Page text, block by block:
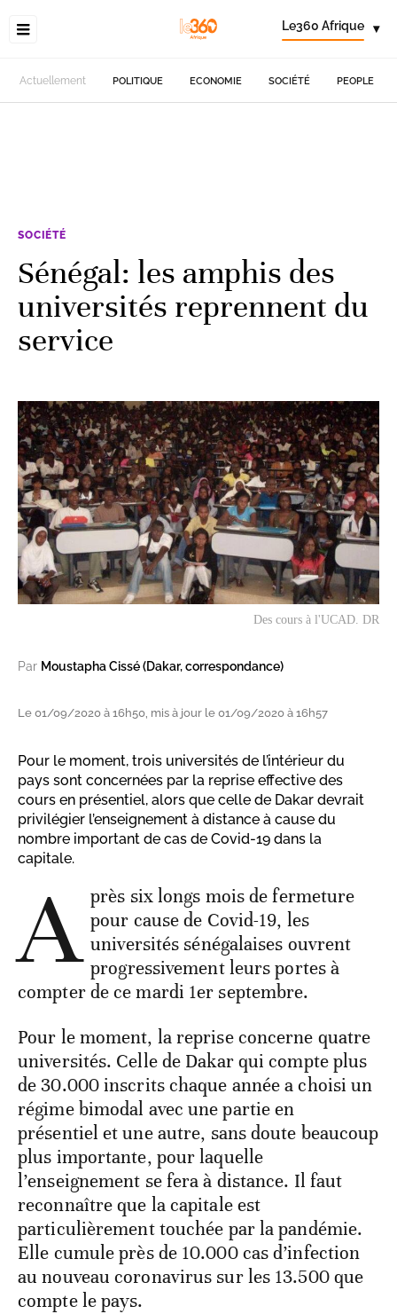
Le360 Afrique ▾
Actuellement POLITIQUE ECONOMIE SOCIÉTÉ PEOPLE
SOCIÉTÉ
Sénégal: les amphis des
universités reprennent du
service
Des cours à l'UCAD. DR
Par Moustapha Cissé (Dakar, correspondance)
Le 01/09/2020 à 16h50, mis à jour le 01/09/2020 à 16h57
Pour le moment, trois universités de l’intérieur du
pays sont concernées par la reprise effective des
cours en présentiel, alors que celle de Dakar devrait
privilégier l’enseignement à distance à cause du
nombre important de cas de Covid-19 dans la
capitale.
A près six longs mois de fermeture
pour cause de Covid-19, les
universités sénégalaises ouvrent
progressivement leurs portes à
compter de ce mardi 1er septembre.
Pour le moment, la reprise concerne quatre
universités. Celle de Dakar qui compte plus
de 30.000 inscrits chaque année a choisi un
régime bimodal avec une partie en
présentiel et une autre, sans doute beaucoup
plus importante, pour laquelle
l’enseignement se fera à distance. Il faut
reconnaître que la capitale est
particulièrement touchée par la pandémie.
Elle cumule près de 10.000 cas d’infection
au nouveau coronavirus sur les 13.500 que
compte le pays.